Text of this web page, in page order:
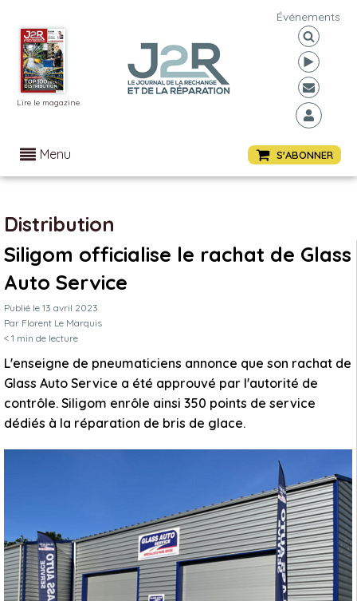
Lire le magazine
Événements
Menu S'ABONNER
Distribution
Siligom officialise le rachat de Glass
Auto Service
Publié le 13 avril 2023
Par Florent Le Marquis
< 1 min de lecture
L'enseigne de pneumaticiens annonce que son rachat de
Glass Auto Service a été approuvé par l'autorité de
contrôle. Siligom enrôle ainsi 350 points de service
dédiés à la réparation de bris de glace.